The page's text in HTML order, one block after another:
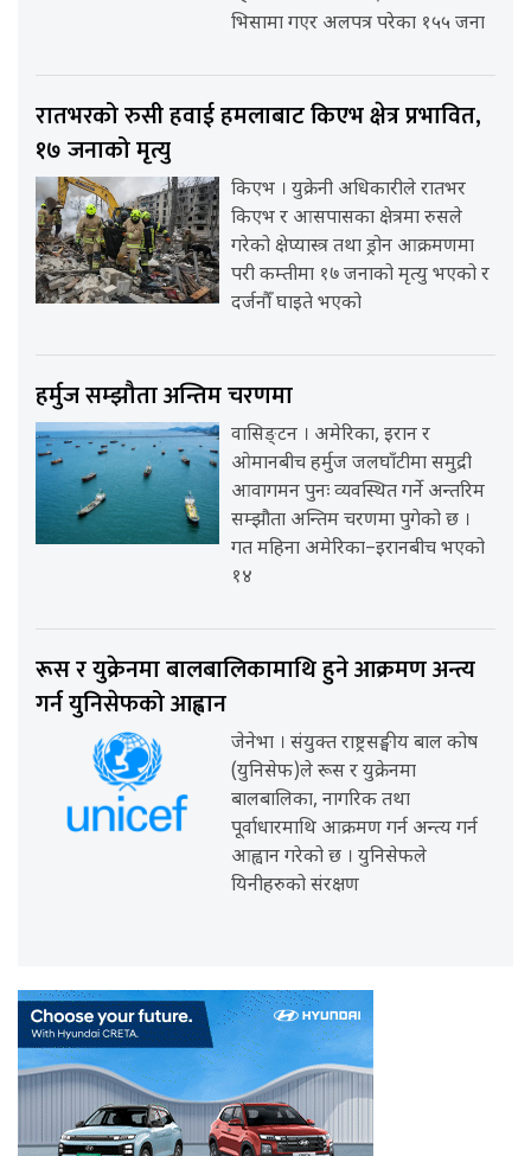
भिसामा गएर अलपत्र परेका १५५ जना
रातभरको रुसी हवाई हमलाबाट किएभ क्षेत्र प्रभावित,
१७ जनाको मृत्यु
किएभ । युक्रेनी अधिकारीले रातभर
किएभ र आसपासका क्षेत्रमा रुसले
गरेको क्षेप्यास्त्र तथा ड्रोन आक्रमणमा
परी कम्तीमा १७ जनाको मृत्यु भएको र
दर्जनौँ घाइते भएको
हर्मुज सम्झौता अन्तिम चरणमा
वासिङ्टन । अमेरिका, इरान र
ओमानबीच हर्मुज जलघाँटीमा समुद्री
आवागमन पुनः व्यवस्थित गर्ने अन्तरिम
सम्झौता अन्तिम चरणमा पुगेको छ ।
गत महिना अमेरिका–इरानबीच भएको
१४
रूस र युक्रेनमा बालबालिकामाथि हुने आक्रमण अन्त्य
गर्न युनिसेफको आह्वान
जेनेभा । संयुक्त राष्ट्रसङ्घीय बाल कोष
(युनिसेफ)ले रूस र युक्रेनमा
बालबालिका, नागरिक तथा
पूर्वाधारमाथि आक्रमण गर्न अन्त्य गर्न
आह्वान गरेको छ । युनिसेफले
यिनीहरुको संरक्षण